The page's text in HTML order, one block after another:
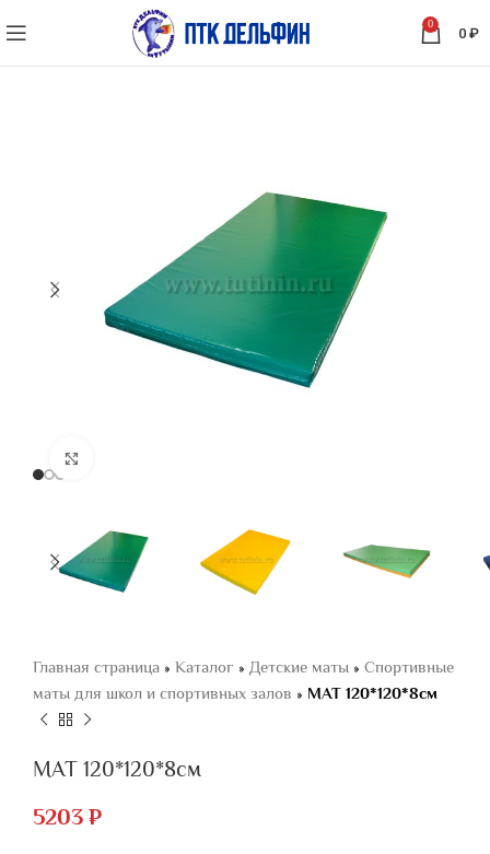
0
0 ₽
Главная страница » Каталог » Детские маты » Спортивные
маты для школ и спортивных залов » МАТ 120*120*8см
МАТ 120*120*8см
5203 ₽